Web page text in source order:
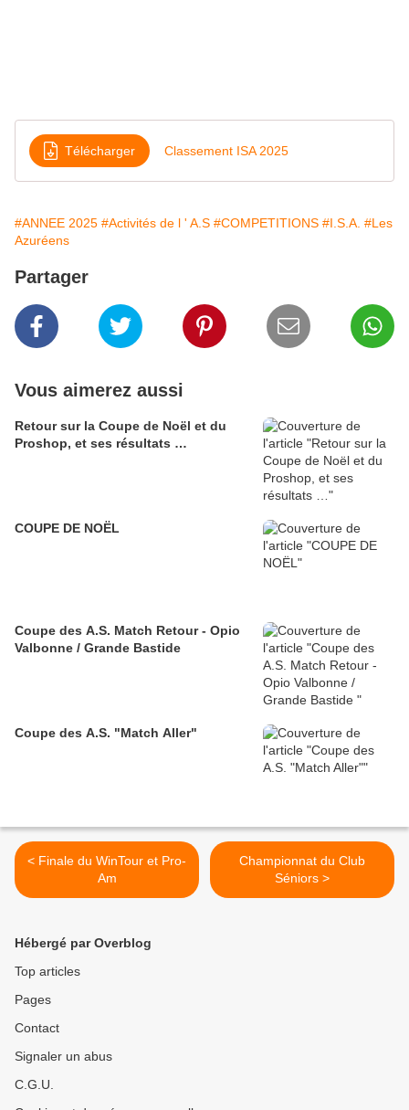
Télécharger Classement ISA 2025
#ANNEE 2025 #Activités de l ' A.S #COMPETITIONS #I.S.A. #Les
Azuréens
Partager
Vous aimerez aussi
Retour sur la Coupe de Noël et du
Proshop, et ses résultats …
COUPE DE NOËL
Coupe des A.S. Match Retour - Opio
Valbonne / Grande Bastide
Coupe des A.S. "Match Aller"
< Finale du WinTour et Pro-
Am
Championnat du Club
Séniors >
Hébergé par Overblog
Top articles
Pages
Contact
Signaler un abus
C.G.U.